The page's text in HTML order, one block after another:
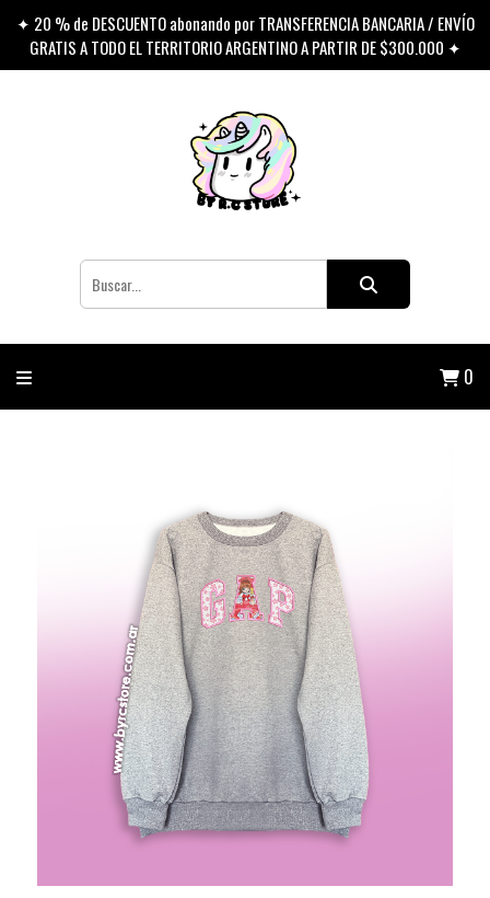
✦ 20 % de DESCUENTO abonando por TRANSFERENCIA BANCARIA / ENVÍO
GRATIS A TODO EL TERRITORIO ARGENTINO A PARTIR DE $300.000 ✦
0